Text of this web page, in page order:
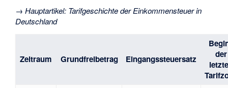
→Hauptartikel: Tarifgeschichte der Einkommensteuer in
Deutschland
Zeitraum Grundfreibetrag Eingangssteuersatz
der